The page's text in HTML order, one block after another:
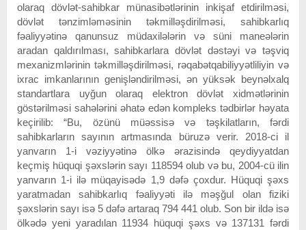
olaraq dövlət-sahibkar münasibətlərinin inkişaf etdirilməsi,
dövlət tənzimləməsinin təkmilləşdirilməsi, sahibkarlıq
fəaliyyətinə qanunsuz müdaxilələrin və süni maneələrin
aradan qaldırılması, sahibkarlara dövlət dəstəyi və təşviq
mexanizmlərinin təkmilləşdirilməsi, rəqabətqabiliyyətliliyin və
ixrac imkanlarının genişləndirilməsi, ən yüksək beynəlxalq
standartlara uyğun olaraq elektron dövlət xidmətlərinin
göstərilməsi sahələrini əhatə edən kompleks tədbirlər həyata
keçirilib: “Bu, özünü müəssisə və təşkilatların, fərdi
sahibkarların sayının artmasında büruzə verir. 2018-ci il
yanvarın 1-i vəziyyətinə ölkə ərazisində qeydiyyatdan
keçmiş hüquqi şəxslərin sayı 118594 olub və bu, 2004-cü ilin
yanvarın 1-i ilə müqayisədə 1,9 dəfə çoxdur. Hüquqi şəxs
yaratmadan sahibkarlıq fəaliyyəti ilə məşğul olan fiziki
şəxslərin sayı isə 5 dəfə artaraq 794 441 olub. Son bir ildə isə
ölkədə yeni yaradılan 11934 hüquqi şəxs və 137131 fərdi